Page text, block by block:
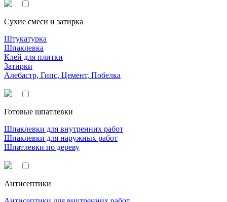
Сухие смеси и затирка
Штукатурка
Шпаклевка
Клей для плитки
Затирки
Алебастр, Гипс, Цемент, Побелка
Готовые шпатлевки
Шпаклевки для внутренних работ
Шпаклевки для наружных работ
Шпатлевки по дереву
Антисептики